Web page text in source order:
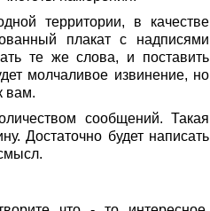
территории, в качестве
плакат с надписями
те же слова, и поставить
молчаливое извинение, но
вам.
сообщений. Такая
Достаточно будет написать